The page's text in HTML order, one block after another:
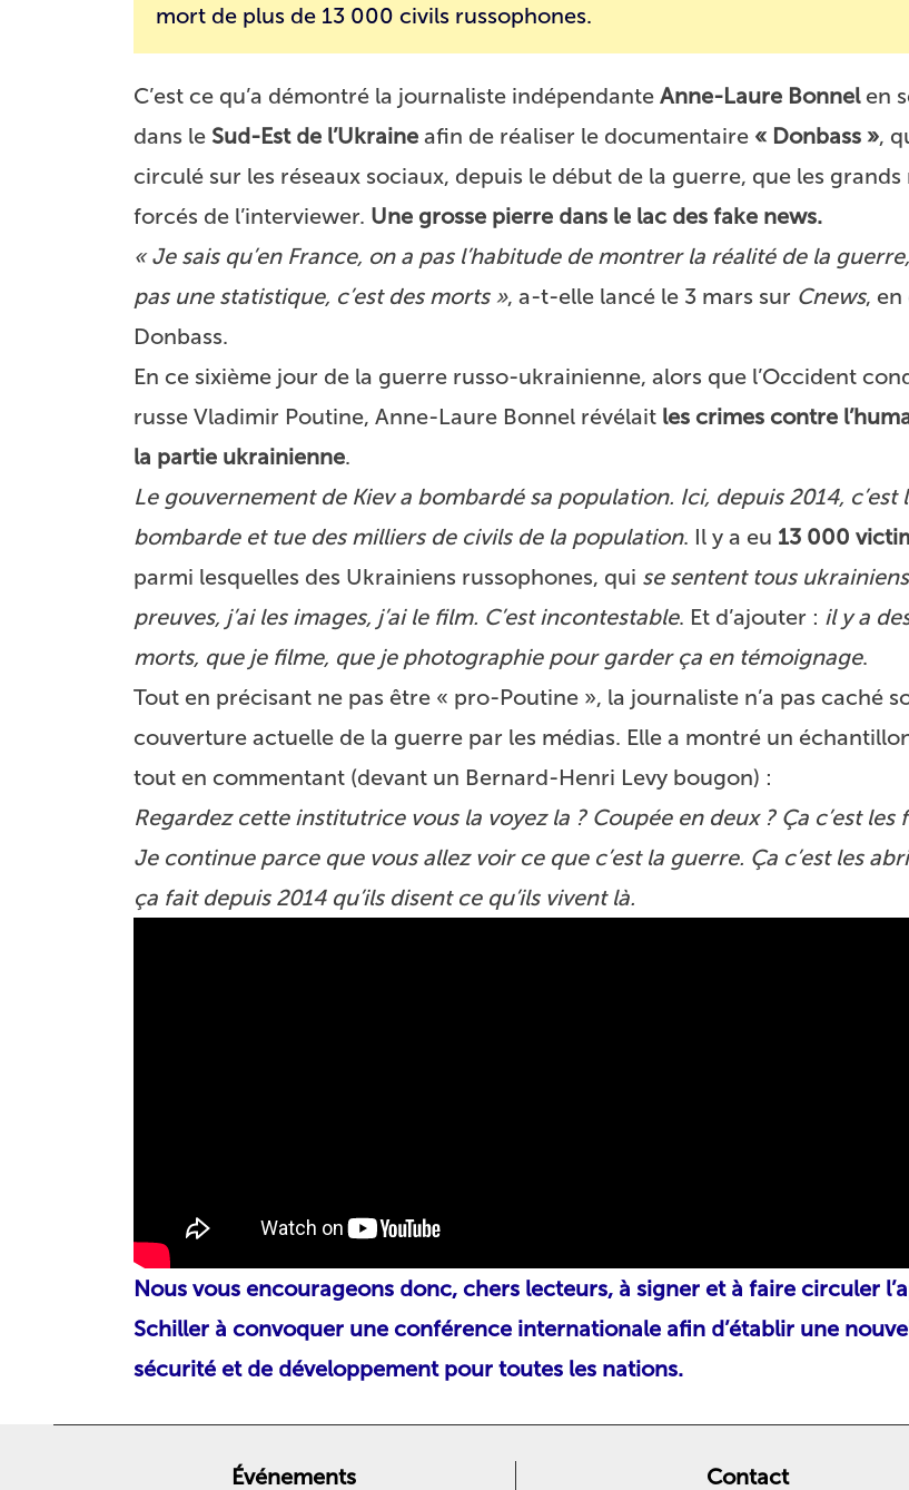
mort de plus de 13 000 civils russophones.
C’est ce qu’a démontré la journaliste indépendante Anne-Laure Bonnelen
dans le Sud-Est de l’Ukraine afin de réaliser le documentaire « Donbass »,
circulé sur les réseaux sociaux, depuis le début de la guerre, que les
forcés de l’interviewer. Une grosse pierre dans le lac des fake news.
« Je sais qu’en France, on a pas l’habitude de montrer la réalité de la
pas une statistique, c’est des morts », a-t-elle lancé le 3 mars sur Cnews,
Donbass.
En ce sixième jour de la guerre russo-ukrainienne, alors que l’Occident
russe Vladimir Poutine, Anne-Laure Bonnel révélait les crimes contre
la partie ukrainienne.
Le gouvernement de Kiev a bombardé sa population. Ici, depuis 2014, c’est
bombarde et tue des milliers de civils de la population. Il y a eu 13 000
parmi lesquelles des Ukrainiens russophones, qui se sentent tous
preuves, j’ai les images, j’ai le film. C’est incontestable. Et d’ajouter : il y a
morts, que je filme, que je photographie pour garder ça en témoignage.
Tout en précisant ne pas être « pro-Poutine », la journaliste n’a pas caché
couverture actuelle de la guerre par les médias. Elle a montré un
tout en commentant (devant un Bernard-Henri Levy bougon) :
Regardez cette institutrice vous la voyez la ? Coupée en deux ? Ça c’est
Je continue parce que vous allez voir ce que c’est la guerre. Ça c’est les
ça fait depuis 2014 qu’ils disent ce qu’ils vivent là.
Nous vous encourageons donc, chers lecteurs, à signer et à faire circuler
Schiller à convoquer une conférence internationale afin d’établir une
sécurité et de développement pour toutes les nations.
Événements Contact